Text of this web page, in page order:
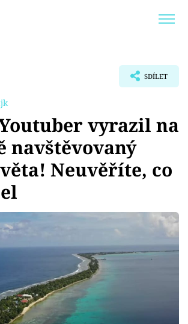
SDÍLET
vyrazil na
navštěvovaný
Neuvěříte, co